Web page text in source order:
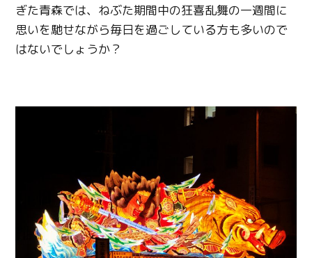
ぎた青森では、ねぶた期間中の狂喜乱舞の一週間に
思いを馳せながら毎日を過ごしている方も多いので
はないでしょうか？